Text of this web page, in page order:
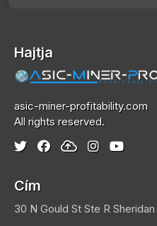
Hajtja
asic-miner-profitability.com
All rights reserved.
Cím
30 N Gould St Ste R Sheridan